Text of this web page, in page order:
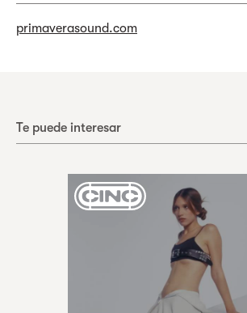
primaverasound.com
Te puede interesar